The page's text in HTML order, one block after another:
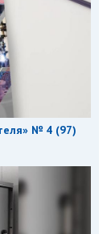
№ 4 (97)